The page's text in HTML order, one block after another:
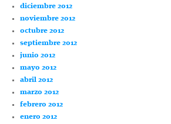
diciembre 2012
noviembre 2012
octubre 2012
septiembre 2012
junio 2012
mayo 2012
abril 2012
marzo 2012
febrero 2012
enero 2012